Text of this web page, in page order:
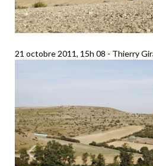
21 octobre 2011, 15h 08 Thierry